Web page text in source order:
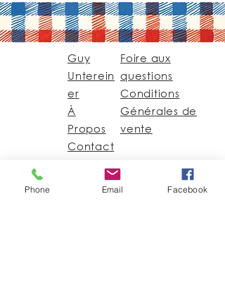
Guy
Unterein
er
À
Propos
Contact
Foire aux
questions
Conditions
Générales de
vente
Guy@GuyUntereiner.fr
Phone Email Facebook